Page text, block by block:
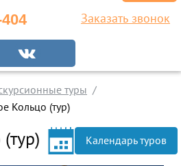
Заказать звонок
туры
Кольцо (тур)
Календарь туров